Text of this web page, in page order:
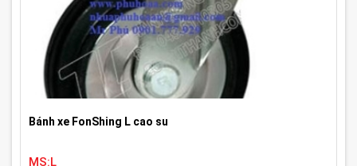
Bánh xe FonShing L cao su
MS:L